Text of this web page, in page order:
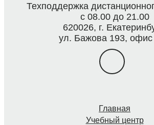
Техподдержка
с 08.00 до 21.00
620026, г.
ул. Бажова 193, офис
Главная
Учебный центр